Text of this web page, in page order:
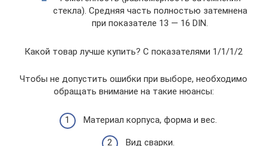
стекла). Средняя часть полностью затемнена
при показателе 13 — 16 DIN.
Какой товар лучше купить? С показателями 1/1/1/2
Чтобы не допустить ошибки при выборе, необходимо
обращать внимание на такие нюансы:
Материал корпуса, форма и вес.
Вид сварки.